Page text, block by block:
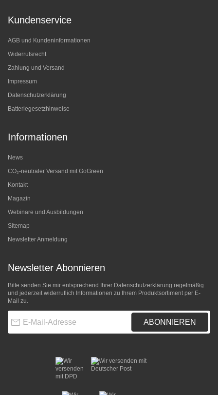
Kundenservice
AGB und Kundeninformationen
Widerrufsrecht
Zahlung und Versand
Impressum
Datenschutzerklärung
Batteriegesetzhinweise
Informationen
News
CO₂-neutraler Versand mit GoGreen
Kontakt
Magazin
Webinare und Ausbildungen
Sitemap
Newsletter Anmeldung
Newsletter Abonnieren
Bitte senden Sie mir entsprechend Ihrer Datenschutzerklärung regelmäßig
und jederzeit widerruflich Informationen zu Ihrem Produktsortiment per E-
Mail zu.
ABONNIEREN